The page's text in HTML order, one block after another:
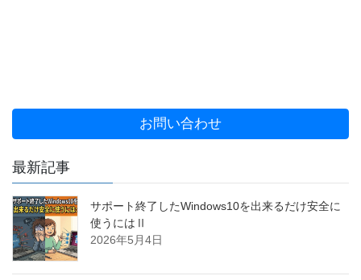
お問い合わせ
最新記事
サポート終了したWindows10を出来るだけ安全に
使うにはⅡ
2026年5月4日